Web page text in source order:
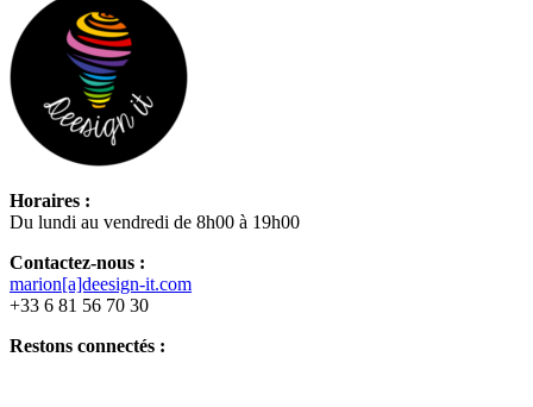
Horaires :
Du lundi au vendredi de 8h00 à 19h00
Contactez-nous :
marion[a]deesign-it.com
+33 6 81 56 70 30
Restons connectés :